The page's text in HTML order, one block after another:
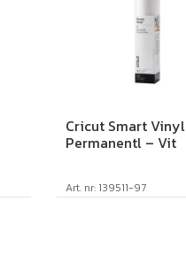
Cricut Smart Vinyl
Permanentl – Vit
Art. nr: 139511-97